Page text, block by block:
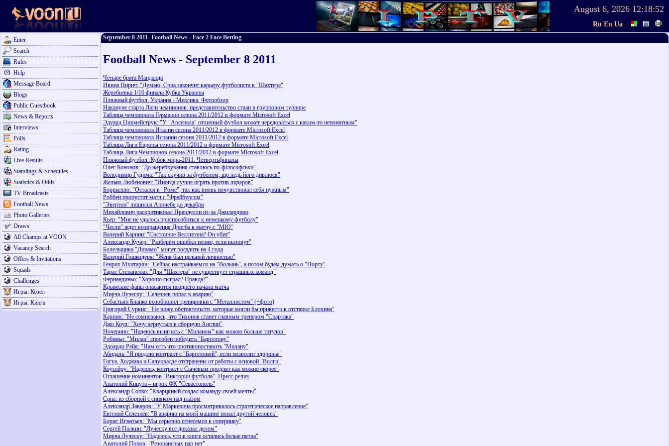
August 6, 2026 12:18:52
Ru En Ua
Enter
Search
Rules
Help
Message Board
Blogs
Public Guestbook
News & Reports
Interviews
Polls
Rating
Live Results
Standings & Schedules
Statistics & Odds
TV Broadcasts
Football News
Photo Galleries
Draws
All Champs at VOON
Vacancy Search
Offers & Invitations
Squads
Challenges
Игры: Козёл
Игры: Кинга
September 8 2011- Football News - Face 2 Face Betting
Football News - September 8 2011
Четыре брата Манданда
Ивица Пирич: "Думаю, Срна закончит карьеру футболиста в "Шахтере"
Жеребьевка 1/16 финала Кубка Украины
Пляжный футбол. Украина - Мексика. Фотообзор
Накануне старта Лиги чемпионов: представительство стран в групповом турнире
Таблица чемпионата Германии сезона 2011/2012 в формате Microsoft Excel
Эдуард Цихмейструк: "У "Арсенала" отличный футбол может чередоваться с каким-то непонятным"
Таблица чемпионата Италии сезона 2011/2012 в формате Microsoft Excel
Таблица чемпионата Испании сезона 2011/2012 в формате Microsoft Excel
Таблица Лиги Европы сезона 2011/2012 в формате Microsoft Excel
Таблица Лиги Чемпионов сезона 2011/2012 в формате Microsoft Excel
Пляжный футбол. Кубок мира-2011. Четвертьфиналы
Олег Кононов: "До жеребкування ставлюсь по-філософськи"
Володимир Гудима: "Так скучив за футболом, що ледь його дивлюся"
Желько Любенович: "Иногда лучше играть против лидеров"
Боррьелло: "Остался в "Роме", так как вновь почувствовал себя нужным"
Роббен пропустит матч с "Фрайбургом"
"Эвертон" лишился Аничебе до декабря
Михайлович раскритиковал Пранделли из-за Джилардино
Кьер: "Мне не удалось приспособиться к немецкому футболу"
"Чесли" ждет возвращения Дрогба к матчу с "МЮ"
Валерий Карпин: "Состояние Веллитона? Он убит"
Александр Кучер: "Разберём ошибки позже, если вызовут"
Болельщика "Динамо" могут посадить на 4 года
Валерий Гошкодеря: "Женя был цельной личностью"
Генрих Мхитарян: "Сейчас настраиваемся на "Волынь", а потом будем думать о "Порту"
Тарас Степаненко: "Для "Шахтера" не существует страшных команд"
Фернандиньо: "Хорошо сыграл? Правда?"
Крымские фаны опасаются позднего начала матча
Мирча Луческу: "Селезнев попал в аварию"
Себастьян Бланко возобновил тренировки с "Металлистом" (+фото)
Григорий Суркис: "Не вижу обстоятельств, которые могли бы привести к отставке Блохина"
Карпин: "Не сомневаюсь, что Тихонов станет главным тренером "Спартака"
Джо Коул: "Хочу вернуться в сборную Англии"
Ночерино: "Надеюсь выиграть с "Миланом" как можно больше титулов"
Робиньо: "Милан" способен победить "Барселону"
Эдоардо Рейя: "Нам есть что противопоставить "Милану"
Абидаль: "Я продлю контракт с "Барселоной", если позволит здоровье"
Гогуа, Ходжава и Салуквадзе отстранены от работы с основой "Волги"
Коусейру: "Надеюсь, контракт с Сычевым продлят как можно скорее"
Оглашение номинантов "Виктории футбола". Пресс-релиз
Анатолий Кицута – игрок ФК "Севастополь"
Александр Сопко: "Кварцяный создал команду своей мечты"
Срна: из сборной с синяком над глазом
Александр Заваров: "У Маркевича просматривалось стратегическое направление"
Евгений Селезнёв: "В аварию на моей машине попал другой человек"
Борис Игнатьев: "Мы серьезно отнесемся к сопернику"
Сергей Палкин: "Луческу все доказал делом"
Мирча Луческу: "Надеюсь, что в книге остались белые пятна"
Анатолий Попов: "Резонансных пар нет"